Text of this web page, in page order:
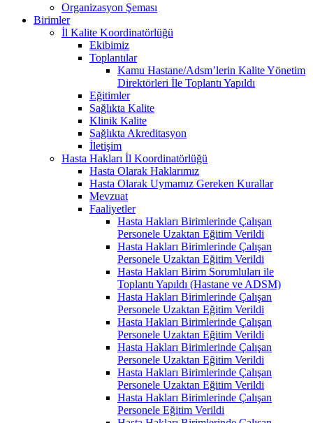
Organizasyon Şeması
Birimler
İl Kalite Koordinatörlüğü
Ekibimiz
Toplantılar
Kamu Hastane/Adsm’lerin Kalite Yönetim
Direktörleri İle Toplantı Yapıldı
Eğitimler
Sağlıkta Kalite
Klinik Kalite
Sağlıkta Akreditasyon
İletişim
Hasta Hakları İl Koordinatörlüğü
Hasta Olarak Haklarımız
Hasta Olarak Uymamız Gereken Kurallar
Mevzuat
Faaliyetler
Hasta Hakları Birimlerinde Çalışan
Personele Uzaktan Eğitim Verildi
Hasta Hakları Birimlerinde Çalışan
Personele Uzaktan Eğitim Verildi
Hasta Hakları Birim Sorumluları ile
Toplantı Yapıldı (Hastane ve ADSM)
Hasta Hakları Birimlerinde Çalışan
Personele Uzaktan Eğitim Verildi
Hasta Hakları Birimlerinde Çalışan
Personele Uzaktan Eğitim Verildi
Hasta Hakları Birimlerinde Çalışan
Personele Uzaktan Eğitim Verildi
Hasta Hakları Birimlerinde Çalışan
Personele Uzaktan Eğitim Verildi
Hasta Hakları Birimlerinde Çalışan
Personele Eğitim Verildi